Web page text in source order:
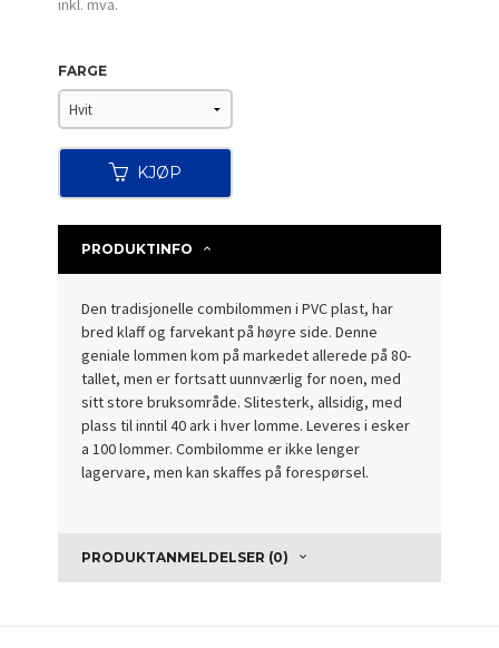
inkl. mva.
FARGE
KJØP
PRODUKTINFO
Den tradisjonelle combilommen i PVC plast, har
bred klaff og farvekant på høyre side. Denne
geniale lommen kom på markedet allerede på 80-
tallet, men er fortsatt uunnværlig for noen, med
sitt store bruksområde. Slitesterk, allsidig, med
plass til inntil 40 ark i hver lomme. Leveres i esker
a 100 lommer. Combilomme er ikke lenger
lagervare, men kan skaffes på forespørsel.
PRODUKTANMELDELSER (0)